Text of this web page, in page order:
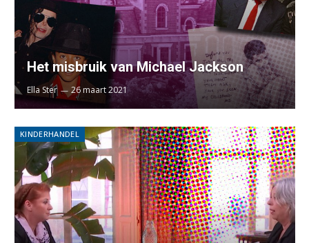
Het misbruik van Michael Jackson
Ella Ster 26 maart 2021
KINDERHANDEL